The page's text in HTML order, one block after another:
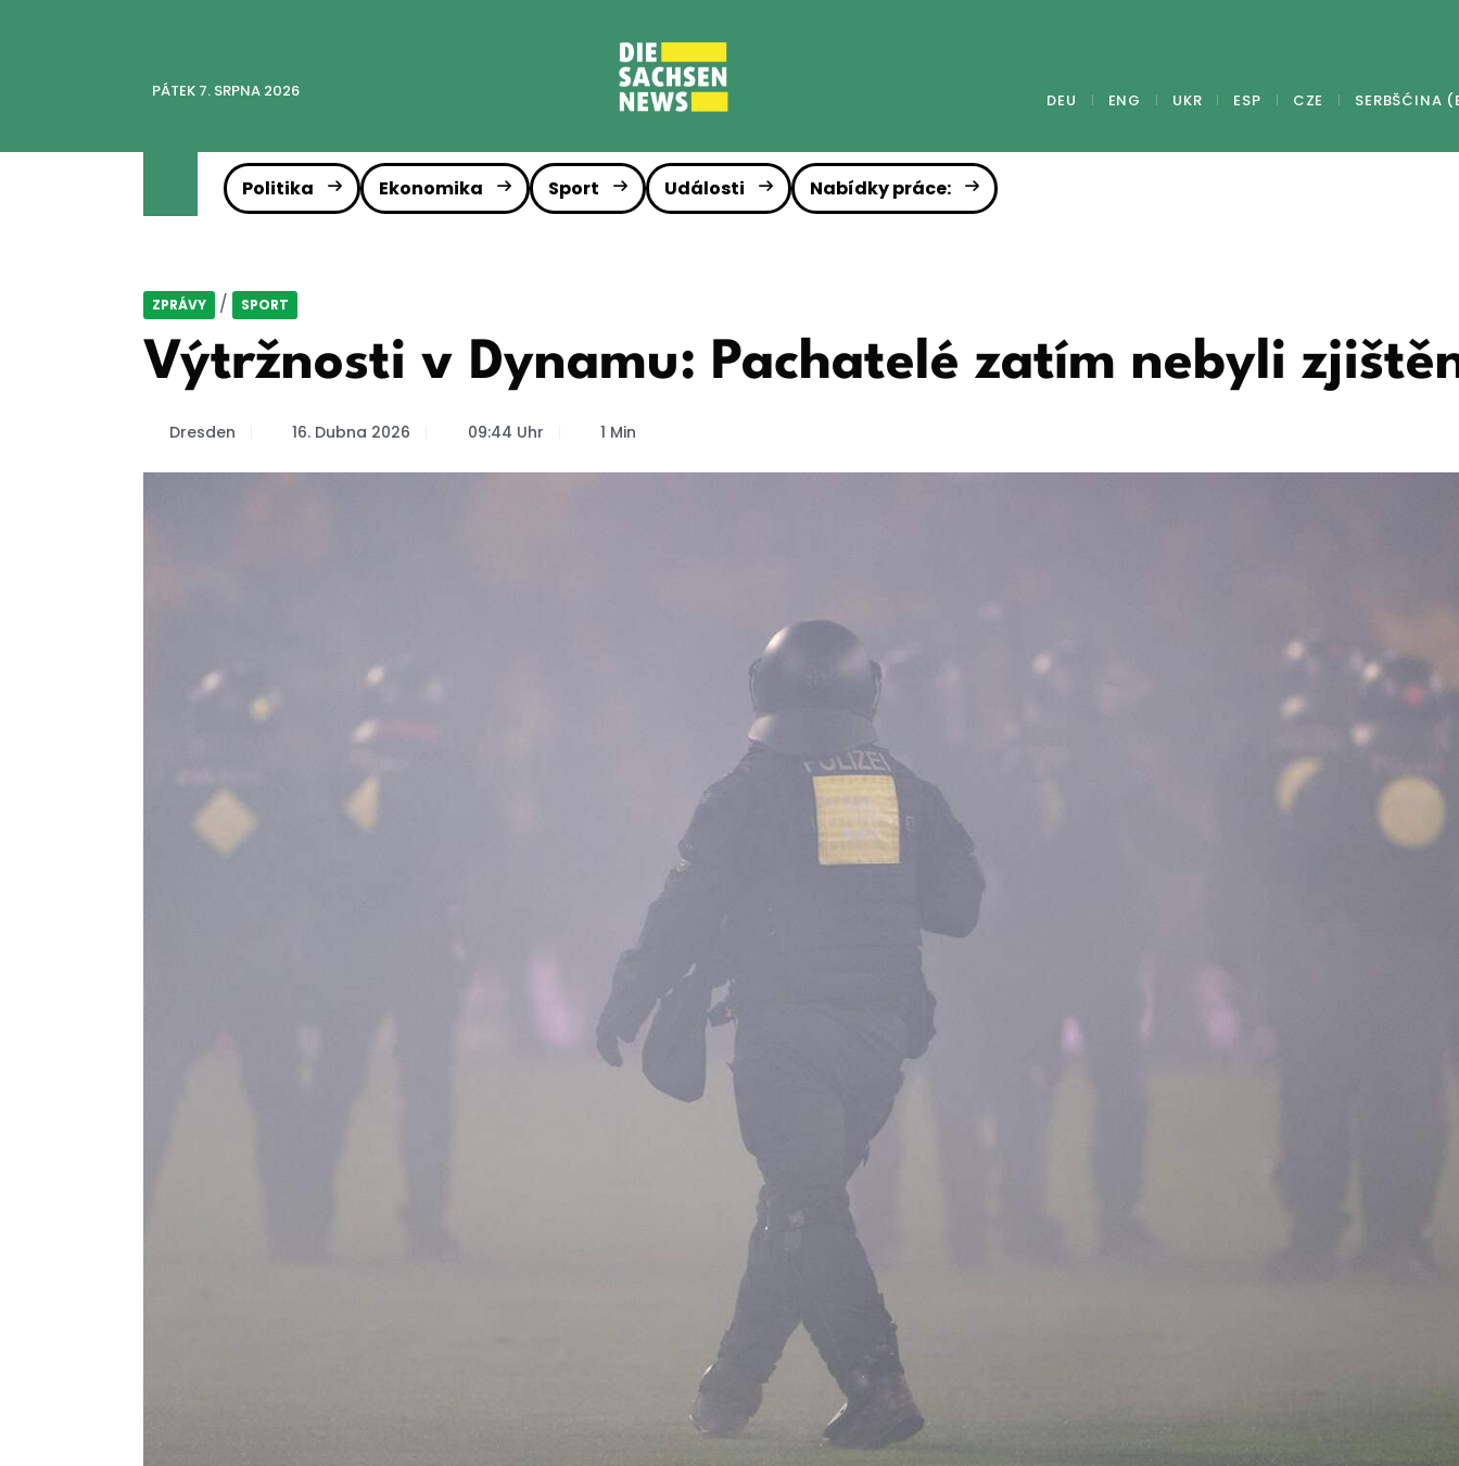
PÁTEK 7. SRPNA 2026 DEU ENG UKR ESP CZE SERBŠĆINA
Politika Ekonomika Sport Události Nabídky práce:
ZPRÁVY / SPORT
Výtržnosti v Dynamu: Pachatelé zatím nebyli
Dresden 16. Dubna 2026 09:44 Uhr 1 Min